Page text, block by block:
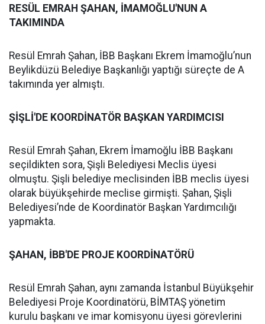
RESÜL EMRAH ŞAHAN, İMAMOĞLU'NUN A
TAKIMINDA
Resül Emrah Şahan, İBB Başkanı Ekrem İmamoğlu’nun
Beylikdüzü Belediye Başkanlığı yaptığı süreçte de A
takımında yer almıştı.
ŞİŞLİ'DE KOORDİNATÖR BAŞKAN YARDIMCISI
Resül Emrah Şahan, Ekrem İmamoğlu İBB Başkanı
seçildikten sora, Şişli Belediyesi Meclis üyesi
olmuştu. Şişli belediye meclisinden İBB meclis üyesi
olarak büyükşehirde meclise girmişti. Şahan, Şişli
Belediyesi’nde de Koordinatör Başkan Yardımcılığı
yapmakta.
ŞAHAN, İBB'DE PROJE KOORDİNATÖRÜ
Resül Emrah Şahan, aynı zamanda İstanbul Büyükşehir
Belediyesi Proje Koordinatörü, BİMTAŞ yönetim
kurulu başkanı ve imar komisyonu üyesi görevlerini